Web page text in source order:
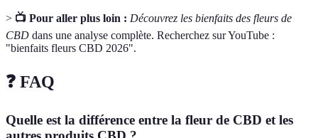
> 📺 Pour aller plus loin : Découvrez les bienfaits des fleurs de
CBD dans une analyse complète. Recherchez sur YouTube :
"bienfaits fleurs CBD 2026".
❓ FAQ
Quelle est la différence entre la fleur de CBD et les